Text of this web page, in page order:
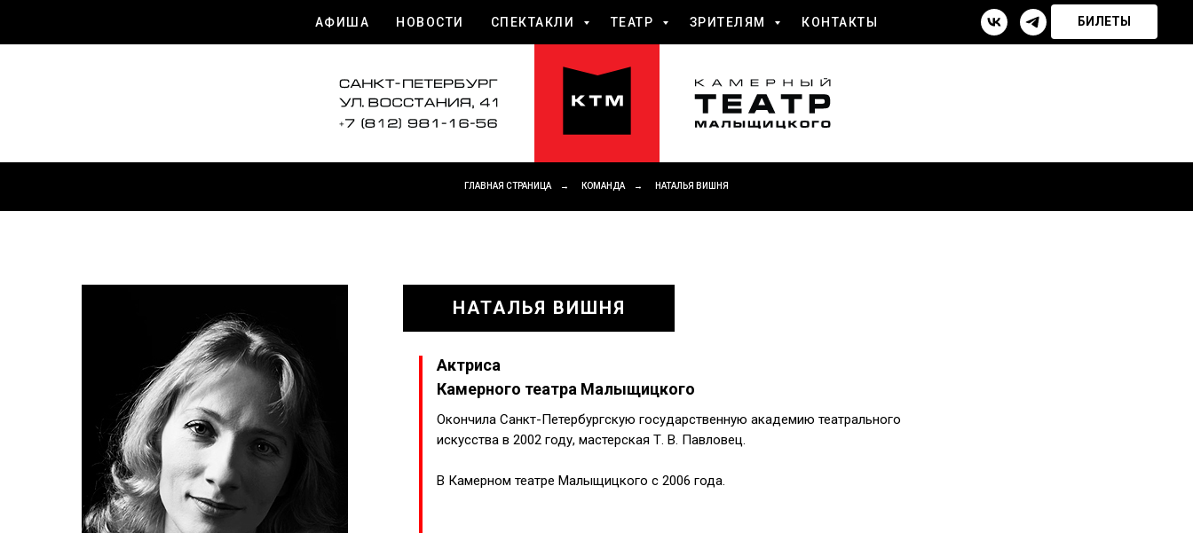
АФИША НОВОСТИ СПЕКТАКЛИ ТЕАТР ЗРИТЕЛЯМ КОНТАКТЫ БИЛЕТЫ
ГЛАВНАЯ СТРАНИЦА → КОМАНДА → НАТАЛЬЯ ВИШНЯ
Актриса
Камерного театра Малыщицкого
Окончила Санкт-Петербургскую государственную академию театрального
искусства в 2002 году, мастерская Т. В. Павловец.
В Камерном театре Малыщицкого с 2006 года.
НАТАЛЬЯ ВИШНЯ